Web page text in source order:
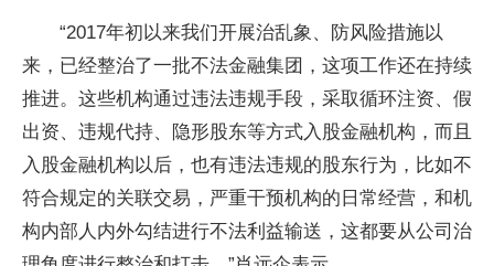
“2017年初以来我们开展治乱象、防风险措施以
来，已经整治了一批不法金融集团，这项工作还在持续
推进。这些机构通过违法违规手段，采取循环注资、假
出资、违规代持、隐形股东等方式入股金融机构，而且
入股金融机构以后，也有违法违规的股东行为，比如不
符合规定的关联交易，严重干预机构的日常经营，和机
构内部人内外勾结进行不法利益输送，这都要从公司治